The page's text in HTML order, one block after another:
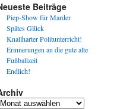
Beiträge
Piep-Show für Marder
Spätes Glück
Knallharter Politunterricht!
Erinnerungen an die gute alte
Fußballzeit
Endlich!
Archiv